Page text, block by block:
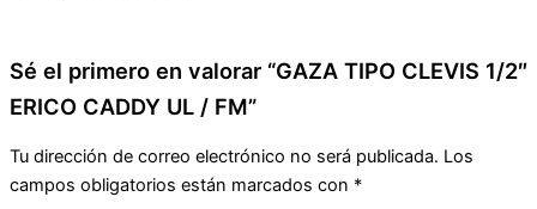
Sé el primero en valorar “GAZA TIPO CLEVIS 1/2″
ERICO CADDY UL / FM”
Tu dirección de correo electrónico no será publicada. Los
campos obligatorios están marcados con *